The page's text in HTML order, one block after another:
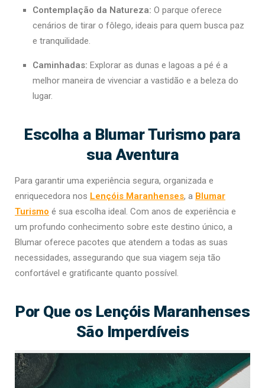
Contemplação da Natureza: O parque oferece
cenários de tirar o fôlego, ideais para quem busca paz
e tranquilidade.
Caminhadas: Explorar as dunas e lagoas a pé é a
melhor maneira de vivenciar a vastidão e a beleza do
lugar.
Escolha a Blumar Turismo para
sua Aventura
Para garantir uma experiência segura, organizada e
enriquecedora nos Lençóis Maranhenses, a Blumar
Turismo é sua escolha ideal. Com anos de experiência e
um profundo conhecimento sobre este destino único, a
Blumar oferece pacotes que atendem a todas as suas
necessidades, assegurando que sua viagem seja tão
confortável e gratificante quanto possível.
Por Que os Lençóis Maranhenses
São Imperdíveis